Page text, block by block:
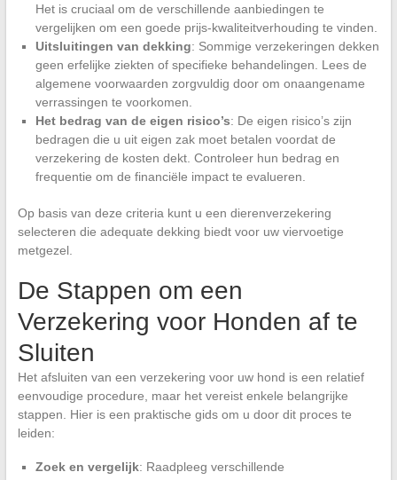
Het is cruciaal om de verschillende aanbiedingen te
vergelijken om een goede prijs-kwaliteitverhouding te vinden.
Uitsluitingen van dekking: Sommige verzekeringen dekken
geen erfelijke ziekten of specifieke behandelingen. Lees de
algemene voorwaarden zorgvuldig door om onaangename
verrassingen te voorkomen.
Het bedrag van de eigen risico’s: De eigen risico’s zijn
bedragen die u uit eigen zak moet betalen voordat de
verzekering de kosten dekt. Controleer hun bedrag en
frequentie om de financiële impact te evalueren.
Op basis van deze criteria kunt u een dierenverzekering
selecteren die adequate dekking biedt voor uw viervoetige
metgezel.
De Stappen om een
Verzekering voor Honden af te
Sluiten
Het afsluiten van een verzekering voor uw hond is een relatief
eenvoudige procedure, maar het vereist enkele belangrijke
stappen. Hier is een praktische gids om u door dit proces te
leiden:
Zoek en vergelijk: Raadpleeg verschillende